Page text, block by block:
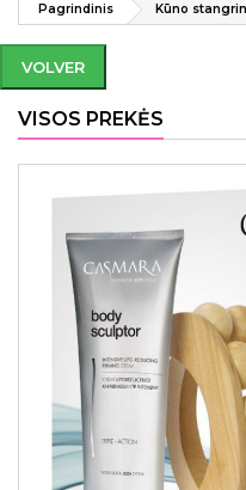
Pagrindinis Kūno
VOLVER
VISOS PREKĖS